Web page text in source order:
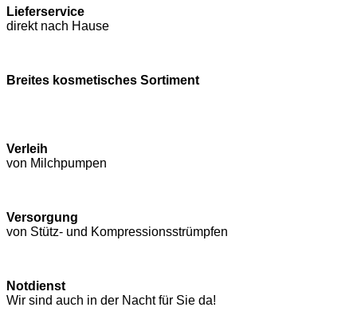
Lieferservice
direkt nach Hause
Breites kosmetisches Sortiment
Verleih
von Milchpumpen
Versorgung
von Stütz- und Kompressions­strümpfen
Notdienst
Wir sind auch in der Nacht für Sie da!